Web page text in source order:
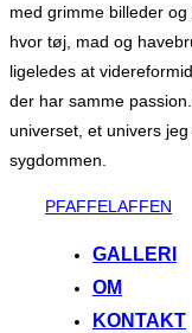
med grimme billeder
hvor tøj, mad og
ligeledes at
der har samme
universet, et univers
sygdommen.
ViderePFAFFELAFFEN
GALLERI
OM
KONTAKT